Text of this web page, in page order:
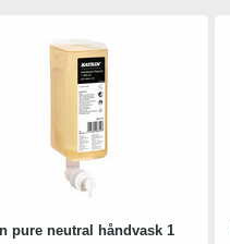
pure neutral håndvask 1